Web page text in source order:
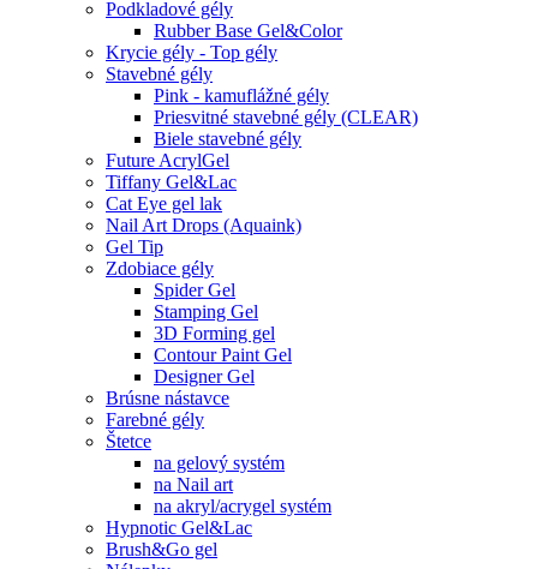
Podkladové gély
Rubber Base Gel&Color
Krycie gély - Top gély
Stavebné gély
Pink - kamuflážné gély
Priesvitné stavebné gély (CLEAR)
Biele stavebné gély
Future AcrylGel
Tiffany Gel&Lac
Cat Eye gel lak
Nail Art Drops (Aquaink)
Gel Tip
Zdobiace gély
Spider Gel
Stamping Gel
3D Forming gel
Contour Paint Gel
Designer Gel
Brúsne nástavce
Farebné gély
Štetce
na gelový systém
na Nail art
na akryl/acrygel systém
Hypnotic Gel&Lac
Brush&Go gel